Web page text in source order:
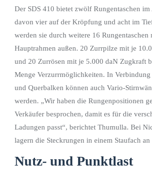
Der SDS 410 bietet zwölf Rungentaschen im
davon vier auf der Kröpfung und acht im
werden sie durch weitere 16 Rungentaschen
Hauptrahmen außen. 20 Zurrpilze mit je
und 20 Zurrösen mit je 5.000 daN Zugkraft
Menge Verzurrmöglichkeiten. In Verbindung
und Querbalken können auch Vario-
werden. „Wir haben die Rungenpositionen
Verkäufer besprochen, damit es für die
Ladungen passt“, berichtet Thumulla. Bei
lagern die Steckrungen in einem Staufach
Nutz- und Punktlast